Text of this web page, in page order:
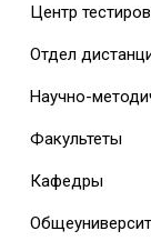
Центр
Отдел
Научно-
Факультеты
Кафедры